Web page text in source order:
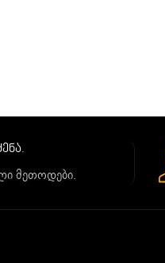
მეთოდები.